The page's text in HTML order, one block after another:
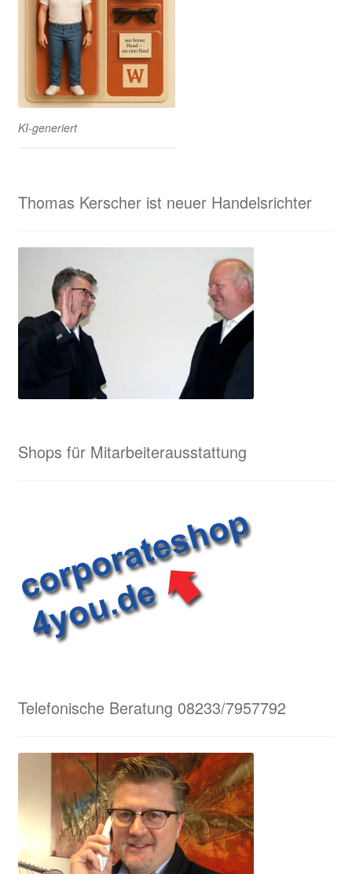
KI-generiert
Thomas Kerscher ist neuer Handelsrichter
Shops für Mitarbeiterausstattung
Telefonische Beratung 08233/7957792